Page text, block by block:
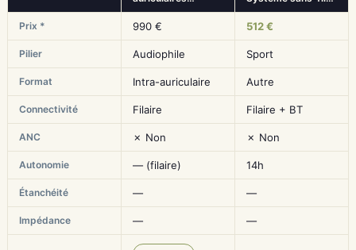
Prix * 990 € 512 €
Pilier Audiophile Sport
Format Intra-auriculaire Autre
Connectivité Filaire Filaire + BT
ANC ✗ Non ✗ Non
Autonomie — (filaire) 14h
Étanchéité — —
Impédance — —